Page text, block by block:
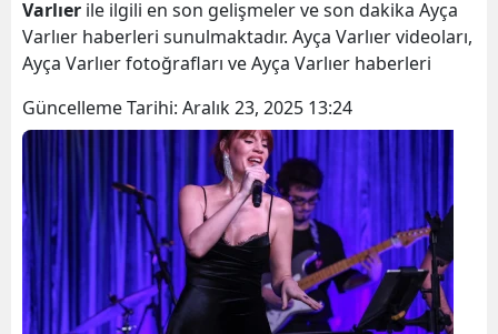
Varlıer ile ilgili en son gelişmeler ve son dakika Ayça
Varlıer haberleri sunulmaktadır. Ayça Varlıer videoları,
Ayça Varlıer fotoğrafları ve Ayça Varlıer haberleri
Güncelleme Tarihi: Aralık 23, 2025 13:24